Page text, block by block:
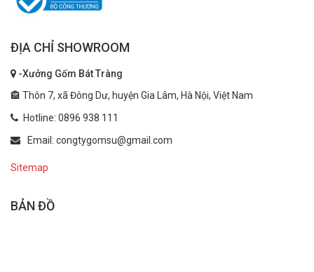
ĐỊA CHỈ SHOWROOM
-Xưởng Gốm Bát Tràng
🏤 Thôn 7, xã Đông Dư, huyện Gia Lâm, Hà Nội, Việt Nam
Hotline: 0896 938 111
Email: congtygomsu@gmail.com
Sitemap
BẢN ĐỒ